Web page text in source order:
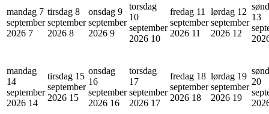
mandag 7
september
2026 7
tirsdag 8
september
2026 8
onsdag 9
september
2026 9
torsdag
10
september
2026 10
fredag 11
september
2026 11
lørdag 12
september
2026 12
13
mandag
14
september
2026 14
tirsdag 15
september
2026 15
onsdag
16
september
2026 16
torsdag
17
september
2026 17
fredag 18
september
2026 18
lørdag 19
september
2026 19
20